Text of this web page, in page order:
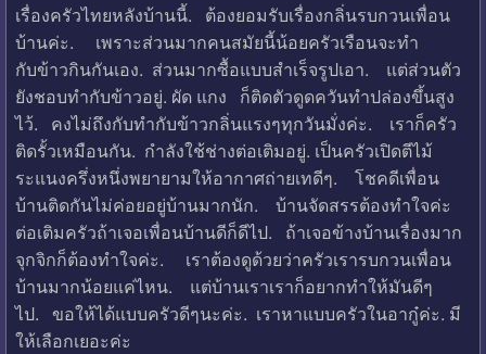
เรื่องครัวไทยหลังบ้านนี้. ต้องยอมรับเรื่องกลิ่นรบกวนเพื่อน
บ้านค่ะ. เพราะส่วนมากคนสมัยนี้น้อยครัวเรือนจะทำ
กับข้าวกินกันเอง. ส่วนมากซื้อแบบสำเร็จรูปเอา. แต่ส่วนตัว
ยังชอบทำกับข้าวอยู่. ผัด แกง ก็ติดตัวดูดควันทำปล่องขึ้นสูง
ไว้. คงไม่ถึงกับทำกับข้าวกลิ่นแรงๆทุกวันมั่งค่ะ. เราก็ครัว
ติดรั้วเหมือนกัน. กำลังใช้ช่างต่อเติมอยู่. เป็นครัวเปิดตีไม้
ระแนงครึ่งหนึ่งพยายามให้อากาศถ่ายเทดีๆ. โชคดีเพื่อน
บ้านติดกันไม่ค่อยอยู่บ้านมากนัก. บ้านจัดสรรต้องทำใจค่ะ
ต่อเติมครัวถ้าเจอเพื่อนบ้านดีก็ดีไป. ถ้าเจอข้างบ้านเรื่องมาก
จุกจิกก็ต้องทำใจค่ะ. เราต้องดูด้วยว่าครัวเรารบกวนเพื่อน
บ้านมากน้อยแค่ไหน. แต่บ้านเราเราก็อยากทำให้มันดีๆ
ไป. ขอให้ได้แบบครัวดีๆนะค่ะ. เราหาแบบครัวในอากู๋ค่ะ. มี
ให้เลือกเยอะค่ะ